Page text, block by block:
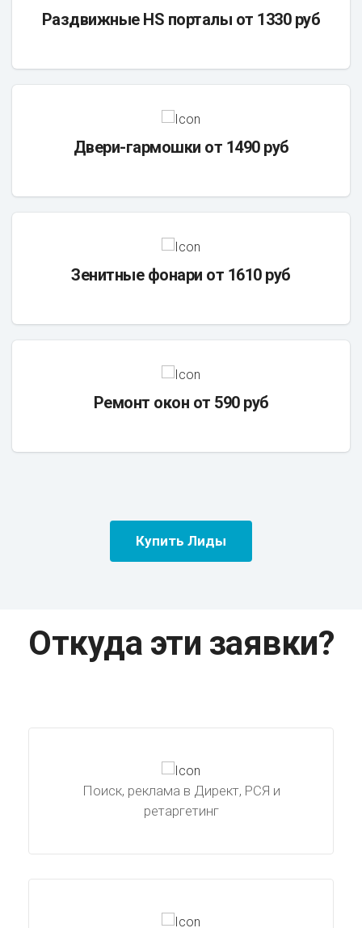
Раздвижные HS порталы от 1330 руб
Двери-гармошки от 1490 руб
Зенитные фонари от 1610 руб
Ремонт окон от 590 руб
Купить Лиды
Откуда эти заявки?
Поиск, реклама в Директ, РСЯ и
ретаргетинг